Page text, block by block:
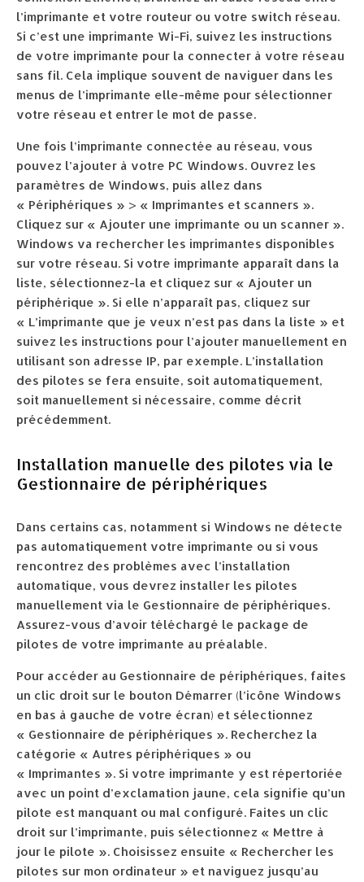
l’imprimante et votre routeur ou votre switch réseau.
Si c’est une imprimante Wi-Fi, suivez les instructions
de votre imprimante pour la connecter à votre réseau
sans fil. Cela implique souvent de naviguer dans les
menus de l’imprimante elle-même pour sélectionner
votre réseau et entrer le mot de passe.
Une fois l’imprimante connectée au réseau, vous
pouvez l’ajouter à votre PC Windows. Ouvrez les
paramètres de Windows, puis allez dans
« Périphériques » > « Imprimantes et scanners ».
Cliquez sur « Ajouter une imprimante ou un scanner ».
Windows va rechercher les imprimantes disponibles
sur votre réseau. Si votre imprimante apparaît dans la
liste, sélectionnez-la et cliquez sur « Ajouter un
périphérique ». Si elle n’apparaît pas, cliquez sur
« L’imprimante que je veux n’est pas dans la liste » et
suivez les instructions pour l’ajouter manuellement en
utilisant son adresse IP, par exemple. L’installation
des pilotes se fera ensuite, soit automatiquement,
soit manuellement si nécessaire, comme décrit
précédemment.
Installation manuelle des pilotes via le
Gestionnaire de périphériques
Dans certains cas, notamment si Windows ne détecte
pas automatiquement votre imprimante ou si vous
rencontrez des problèmes avec l’installation
automatique, vous devrez installer les pilotes
manuellement via le Gestionnaire de périphériques.
Assurez-vous d’avoir téléchargé le package de
pilotes de votre imprimante au préalable.
Pour accéder au Gestionnaire de périphériques, faites
un clic droit sur le bouton Démarrer (l’icône Windows
en bas à gauche de votre écran) et sélectionnez
« Gestionnaire de périphériques ». Recherchez la
catégorie « Autres périphériques » ou
« Imprimantes ». Si votre imprimante y est répertoriée
avec un point d’exclamation jaune, cela signifie qu’un
pilote est manquant ou mal configuré. Faites un clic
droit sur l’imprimante, puis sélectionnez « Mettre à
jour le pilote ». Choisissez ensuite « Rechercher les
pilotes sur mon ordinateur » et naviguez jusqu’au